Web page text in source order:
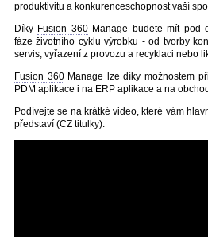
produktivitu a konkurenceschopnost vaší
Díky Fusion 360Manage budete mít pod
fáze životního cyklu výrobku - od tvorby
servis, vyřazení z provozu a recyklaci nebo
Fusion 360Manage lze díky možnostem
PDM aplikace i na ERP aplikace a na
Podívejte se na krátké video, které vám
představí (CZ titulky):